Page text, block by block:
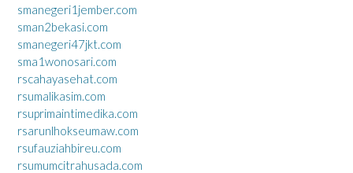
smanegeri1jember.com
sman2bekasi.com
smanegeri47jkt.com
sma1wonosari.com
rscahayasehat.com
rsumalikasim.com
rsuprimaintimedika.com
rsarunlhokseumaw.com
rsufauziahbireu.com
rsumumcitrahusada.com